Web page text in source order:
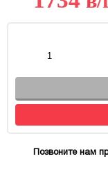
Позвоните нам